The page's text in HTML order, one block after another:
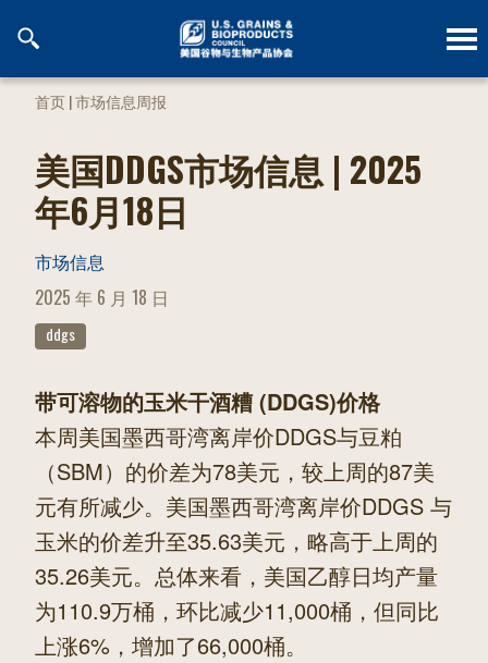
首页|市场信息周报
美国DDGS市场信息 | 2025
年6月18日
市场信息
POSTED
2025 年 6 月 18 日
ddgs
带可溶物的玉米干酒糟 (DDGS)价格
本周美国墨西哥湾离岸价DDGS与豆粕
（SBM）的价差为78美元，较上周的87美
元有所减少。美国墨西哥湾离岸价DDGS 与
玉米的价差升至35.63美元，略高于上周的
35.26美元。总体来看，美国乙醇日均产量
为110.9万桶，环比减少11,000桶，但同比
上涨6%，增加了66,000桶。